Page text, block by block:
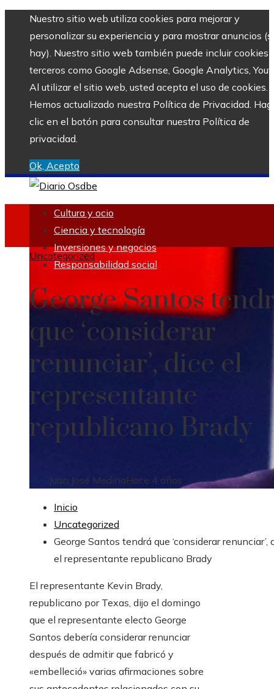
Nuestro sitio web utiliza cookies para mejorar y
personalizar su experiencia y para mostrar anuncios
hay). Nuestro sitio web también puede incluir cookies
terceros como Google Adsense, Google Analytics,
Al utilizar el sitio web, usted acepta el uso de cookies.
Hemos actualizado nuestra Política de Privacidad.
clic en el botón para consultar nuestra Política de
privacidad.
Ok, Acepto
Cultura y ocio
Ciencia y tecnología
Inversiones y negocios
Responsabilidad social
Uncategorized
George Santos
que ‘considerar
renunciar’, dice el
representante
republicano Brady
Juan José MedinaHace 4 años
Inicio
Uncategorized
George Santos tendrá que ‘considerar renunciar’,
el representante republicano Brady
El representante Kevin Brady,
republicano por Texas, dijo el domingo
que el representante electo George
Santos debería considerar renunciar
después de admitir que fabricó y
«embelleció» varias afirmaciones sobre